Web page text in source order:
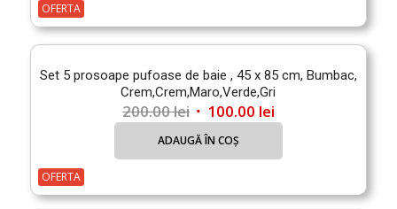
200.00 lei.
OFERTA
Set 5 prosoape pufoase de baie , 45 x 85 cm, Bumbac,
Crem,Crem,Maro,Verde,Gri
200.00lei Prețul
inițial
200.00 lei.
100.00 leiPrețul
curent
este:
ADAUGĂ ÎN COȘ
OFERTA